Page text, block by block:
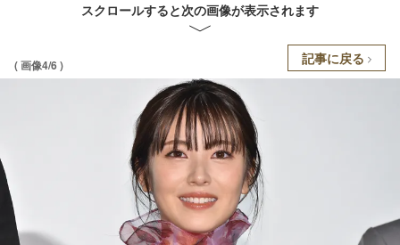
スクロールすると次の画像が表示されます
( 画像4/6 ) 記事に戻る